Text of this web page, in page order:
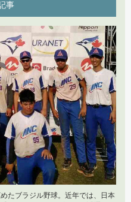
の輪
球大会2017 vol.2
球大会2017 vol.1
新たな試み（1）」
後に見えた新たな課題」
球」
事
たブラジル野球。近年では、日本